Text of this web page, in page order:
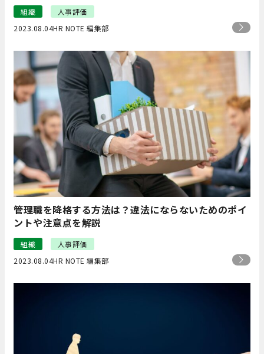
組織
人事評価
2023.08.04HR NOTE 編集部
管理職を降格する方法は？違法にならないためのポイ
ントや注意点を解説
組織
人事評価
2023.08.04HR NOTE 編集部